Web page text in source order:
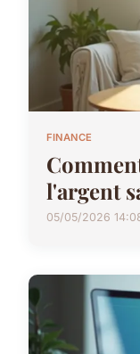
FINANCE
l'argent
05/05/2026